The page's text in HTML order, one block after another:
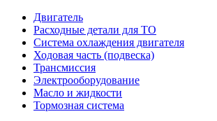
Двигатель
Расходные детали для ТО
Система охлаждения двигателя
Ходовая часть (подвеска)
Трансмиссия
Электрооборудование
Масло и жидкости
Тормозная система